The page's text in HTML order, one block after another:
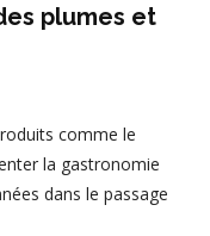
plumes et
comme le
la gastronomie
dans le passage